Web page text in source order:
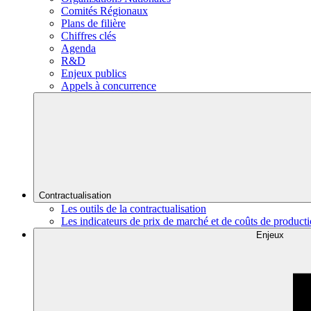
Comités Régionaux
Plans de filière
Chiffres clés
Agenda
R&D
Enjeux publics
Appels à concurrence
Contractualisation
Les outils de la contractualisation
Les indicateurs de prix de marché et de coûts de
Enjeux